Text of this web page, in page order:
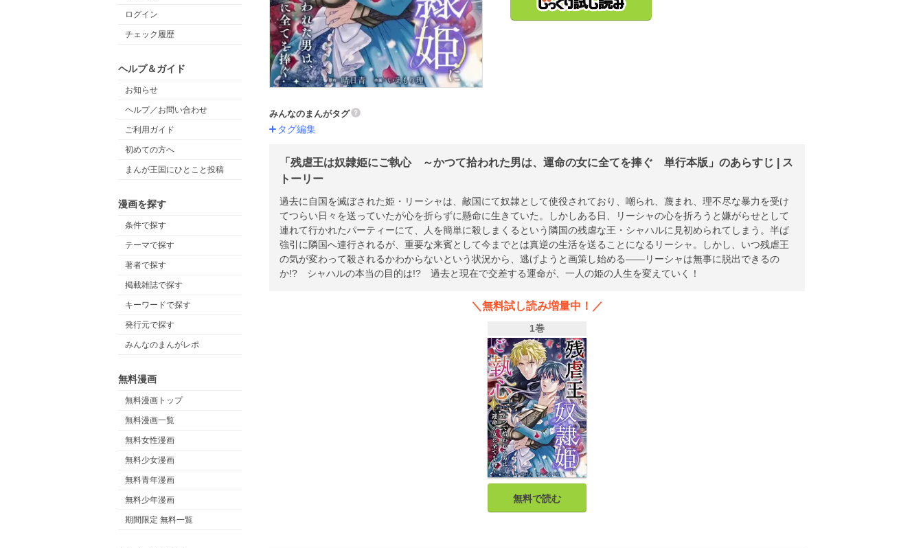
ログイン
チェック履歴
ヘルプ＆ガイド
お知らせ
ヘルプ／お問い合わせ
ご利用ガイド
初めての方へ
まんが王国にひとこと投稿
漫画を探す
条件で探す
テーマで探す
著者で探す
掲載雑誌で探す
キーワードで探す
発行元で探す
みんなのまんがレポ
無料漫画
無料漫画トップ
無料漫画一覧
無料女性漫画
無料少女漫画
無料青年漫画
無料少年漫画
期間限定 無料一覧
みんなのまんがタグ
タグ編集
「残虐王は奴隷姫にご執心 ～かつて拾われた男は、運命の女に全てを捧ぐ 単行本版」のあらすじ | ス
トーリー
過去に自国を滅ぼされた姫・リーシャは、敵国にて奴隷として使役されており、嘲られ、蔑まれ、理不尽な暴力を受け
てつらい日々を送っていたが心を折らずに懸命に生きていた。しかしある日、リーシャの心を折ろうと嫌がらせとして
連れて行かれたパーティーにて、人を簡単に殺しまくるという隣国の残虐な王・シャハルに見初められてしまう。半ば
強引に隣国へ連行されるが、重要な来賓として今までとは真逆の生活を送ることになるリーシャ。しかし、いつ残虐王
の気が変わって殺されるかわからないという状況から、逃げようと画策し始める――リーシャは無事に脱出できるの
か!? シャハルの本当の目的は!? 過去と現在で交差する運命が、一人の姫の人生を変えていく！
＼無料試し読み増量中！／
1巻
無料で読む